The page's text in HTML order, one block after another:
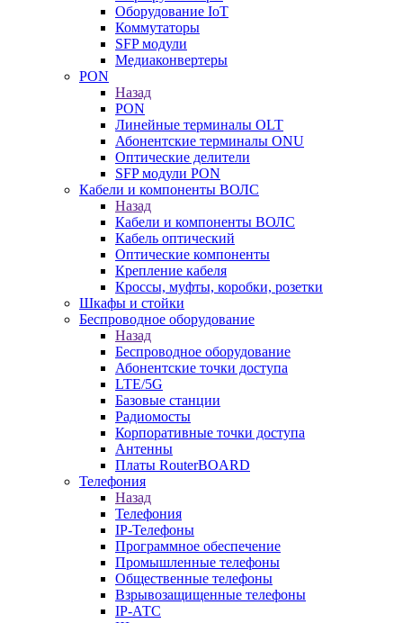
Оборудование IoT
Коммутаторы
SFP модули
Медиаконвертеры
PON
Назад
PON
Линейные терминалы OLT
Абонентские терминалы ONU
Оптические делители
SFP модули PON
Кабели и компоненты ВОЛС
Назад
Кабели и компоненты ВОЛС
Кабель оптический
Оптические компоненты
Крепление кабеля
Кроссы, муфты, коробки, розетки
Шкафы и стойки
Беспроводное оборудование
Назад
Беспроводное оборудование
Абонентские точки доступа
LTE/5G
Базовые станции
Радиомосты
Корпоративные точки доступа
Антенны
Платы RouterBOARD
Телефония
Назад
Телефония
IP-Телефоны
Программное обеспечение
Промышленные телефоны
Общественные телефоны
Взрывозащищенные телефоны
IP-АТС